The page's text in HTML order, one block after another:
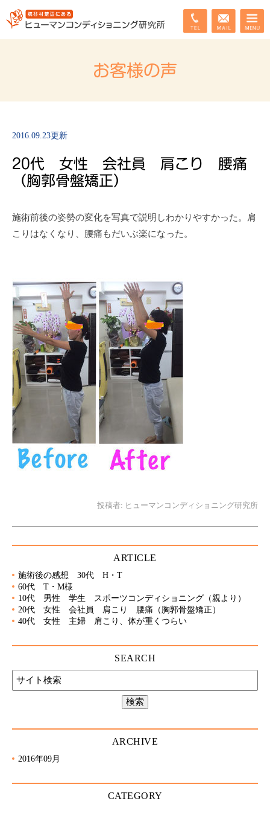
お客様の声
2016.09.23更新
20代 女性 会社員 肩こり 腰痛
（胸郭骨盤矯正）
施術前後の姿勢の変化を写真で説明しわかりやすかった。肩
こりはなくなり、腰痛もだいぶ楽になった。
投稿者: ヒューマンコンディショニング研究所
ARTICLE
施術後の感想 30代 H・T
60代 T・M様
10代 男性 学生 スポーツコンディショニング（親より）
20代 女性 会社員 肩こり 腰痛（胸郭骨盤矯正）
40代 女性 主婦 肩こり、体が重くつらい
SEARCH
ARCHIVE
2016年09月
CATEGORY